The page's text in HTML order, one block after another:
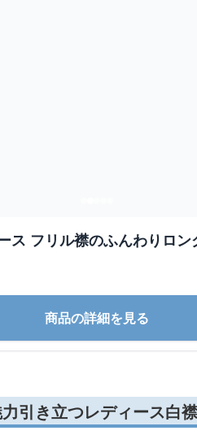
ス フリル襟のふんわりロン
商品の詳細を見る
引き立つレディース白